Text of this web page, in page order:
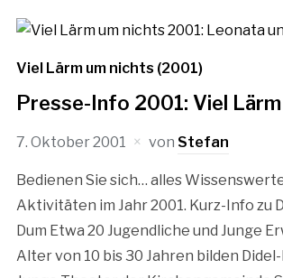
Viel Lärm um nichts (2001)
Presse-Info 2001: Viel
7. Oktober 2001 von Stefan
Bedienen Sie sich… alles
Aktivitäten im Jahr 2001. Kurz-Info zu
Dum Etwa 20 Jugendliche und Junge
Alter von 10 bis 30 Jahren bilden Didel-